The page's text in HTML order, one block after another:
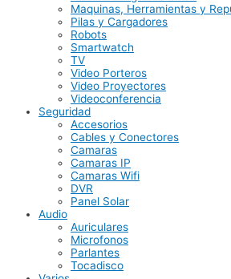
Maquinas, Herramientas y
Pilas y Cargadores
Robots
Smartwatch
TV
Video Porteros
Video Proyectores
Videoconferencia
Seguridad
Accesorios
Cables y Conectores
Camaras
Camaras IP
Camaras Wifi
DVR
Panel Solar
Audio
Auriculares
Microfonos
Parlantes
Tocadisco